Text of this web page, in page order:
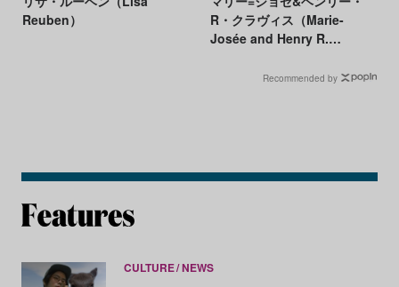
Reuben）
R・クラヴィス（Marie-
Josée and Henry R.
Recommended by
CULTURE NEWS